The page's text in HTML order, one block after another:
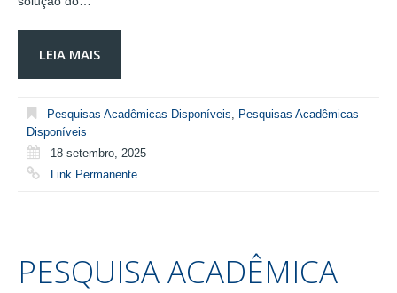
LEIA MAIS
Pesquisas Acadêmicas Disponíveis, Pesquisas Acadêmicas
Disponíveis
18 setembro, 2025
Link Permanente
PESQUISA ACADÊMICA